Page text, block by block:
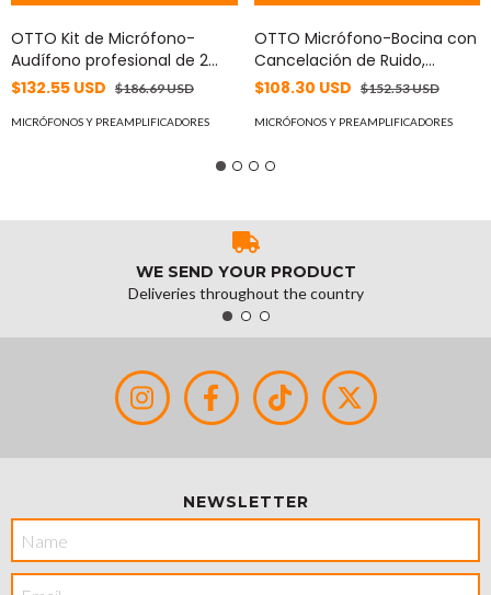
OTTO Kit de Micrófono-
Audífono profesional de 2
Cables para KENWOOD NX-
480/2180/3180 MOD: V1-
$132.55 USD $186.69 USD
MICRÓFONOS Y PREAMPLIFICADORES
OTTO Micrófono-Bocina con
Cancelación de Ruido,
cumple MIL-STD-810,
200/300/410/5000, TK-
RE2KB5111
$108.30 USD $152.53 USD
MICRÓFONOS Y PREAMPLIFICADORES
WE SEND YOUR PRODUCT
Deliveries throughout the country
NEWSLETTER